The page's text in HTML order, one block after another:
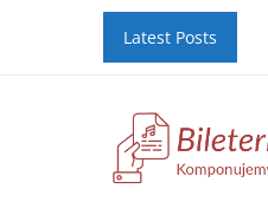
Latest Posts